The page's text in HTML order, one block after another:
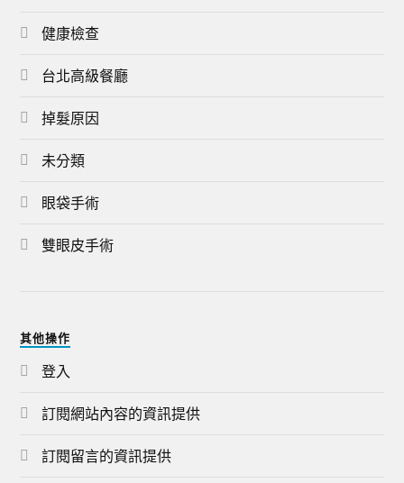
健康檢查
台北高級餐廳
掉髮原因
未分類
眼袋手術
雙眼皮手術
其他操作
登入
訂閱網站內容的資訊提供
訂閱留言的資訊提供